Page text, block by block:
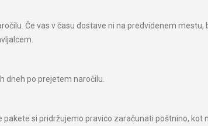
Če vas v času dostave ni na predvidenem
dneh po prejetem naročilu.
si pridržujemo pravico zaračunati poštnino,